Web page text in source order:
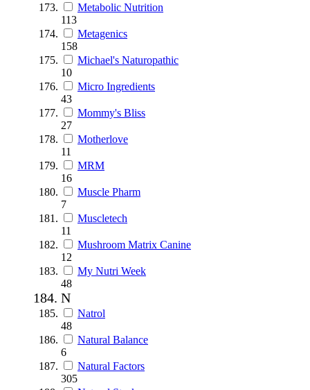
Metabolic Nutrition
113
Metagenics
158
Michael's Naturopathic
10
Micro Ingredients
43
Mommy's Bliss
27
Motherlove
11
MRM
16
Muscle Pharm
7
Muscletech
11
Mushroom Matrix Canine
12
My Nutri Week
48
N
Natrol
48
Natural Balance
6
Natural Factors
305